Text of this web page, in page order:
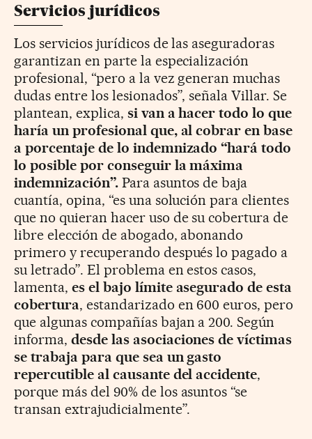
Servicios jurídicos
Los servicios jurídicos de las aseguradoras
garantizan en parte la especialización
profesional, “pero a la vez generan muchas
dudas entre los lesionados”, señala Villar. Se
plantean, explica, si van a hacer todo lo que
haría un profesional que, al cobrar en base
a porcentaje de lo indemnizado “hará todo
lo posible por conseguir la máxima
indemnización”.Para asuntos de baja
cuantía, opina, “es una solución para clientes
que no quieran hacer uso de su cobertura de
libre elección de abogado, abonando
primero y recuperando después lo pagado a
su letrado”. El problema en estos casos,
lamenta, es el bajo límite asegurado de esta
cobertura, estandarizado en 600 euros, pero
que algunas compañías bajan a 200. Según
informa, desde las asociaciones de víctimas
se trabaja para que sea un gasto
repercutible al causante del accidente,
porque más del 90% de los asuntos “se
transan extrajudicialmente”.